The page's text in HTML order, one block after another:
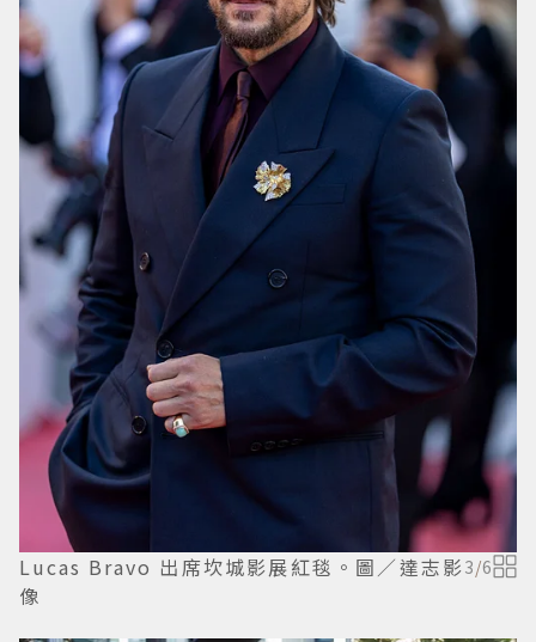
Lucas Bravo 出席坎城影展紅毯。圖／達志影
像
3/6